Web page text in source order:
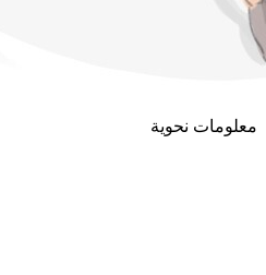
معلومات نحوية